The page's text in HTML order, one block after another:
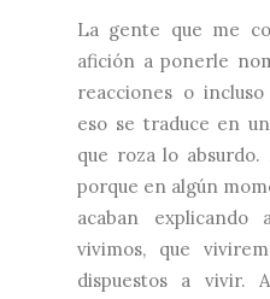
La gente que me
afición a ponerle
reacciones o
eso se traduce en
que roza lo
porque en algún
acaban explicando
vivimos, que
dispuestos a vivir.